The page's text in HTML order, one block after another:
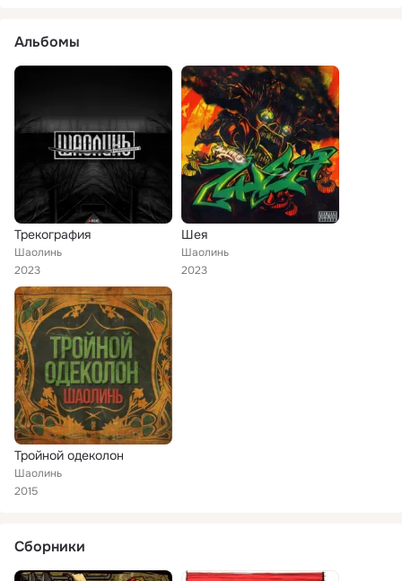
Альбомы
Трекография
Шаолинь
2023
Шея
Шаолинь
2023
Тройной одеколон
Шаолинь
2015
Сборники